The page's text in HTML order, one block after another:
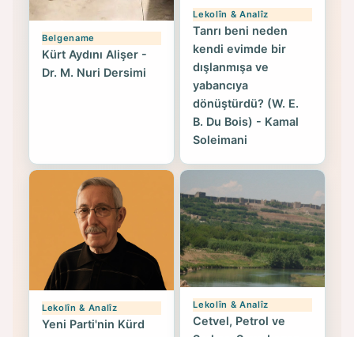
Belgename
Kürt Aydını Alişer -
Dr. M. Nuri Dersimi
Lekolîn & Analîz
Tanrı beni neden
kendi evimde bir
dışlanmışa ve
yabancıya
dönüştürdü? (W. E.
B. Du Bois) - Kamal
Soleimani
Lekolîn & Analîz
Yeni Parti'nin Kürd
Lekolîn & Analîz
Cetvel, Petrol ve